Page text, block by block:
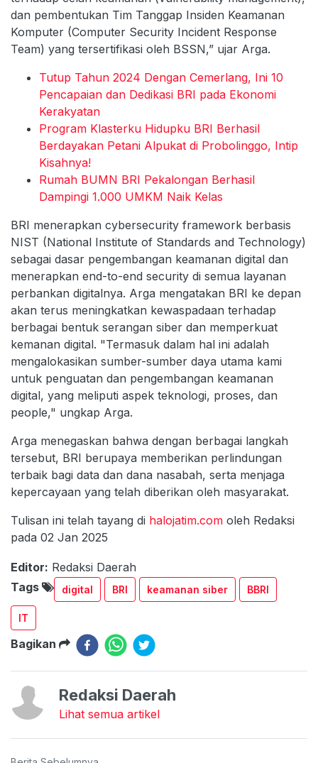
dan pembentukan Tim Tanggap Insiden Keamanan
Komputer (Computer Security Incident Response
Team) yang tersertifikasi oleh BSSN,” ujar Arga.
Tutup Tahun 2024 Dengan Cemerlang, Ini 10
Pencapaian dan Dedikasi BRI pada Ekonomi
Kerakyatan
​​Program Klasterku Hidupku BRI Berhasil
Berdayakan Petani Alpukat di Probolinggo, Intip
Kisahnya!
Rumah BUMN BRI Pekalongan Berhasil
Dampingi 1.000 UMKM Naik Kelas
BRI menerapkan cybersecurity framework berbasis
NIST (National Institute of Standards and Technology)
sebagai dasar pengembangan keamanan digital dan
menerapkan end-to-end security di semua layanan
perbankan digitalnya. Arga mengatakan BRI ke depan
akan terus meningkatkan kewaspadaan terhadap
berbagai bentuk serangan siber dan memperkuat
kemanan digital. "Termasuk dalam hal ini adalah
mengalokasikan sumber-sumber daya utama kami
untuk penguatan dan pengembangan keamanan
digital, yang meliputi aspek teknologi, proses, dan
people," ungkap Arga.
Arga menegaskan bahwa dengan berbagai langkah
tersebut, BRI berupaya memberikan perlindungan
terbaik bagi data dan dana nasabah, serta menjaga
kepercayaan yang telah diberikan oleh masyarakat.
Tulisan ini telah tayang di halojatim.com oleh Redaksi
pada 02 Jan 2025
Editor: Redaksi Daerah
Tags
digital BRI keamanan siber BBRI
IT
Bagikan
Redaksi Daerah
Lihat semua artikel